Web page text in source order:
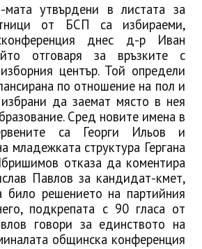
утвърдени в листата за
от БСП са избираеми,
днес д-р Иван
отговаря за връзките с
център. Той определи
по отношение на пол и
избрани да заемат място в нея
Сред новите имена в
са Георги Ильов и
младежката структура Гергана
отказа да коментира
Павлов за кандидат-кмет,
било решението на партийния
подкрепата с 90 гласа от
говори за единството на
общинска конференция